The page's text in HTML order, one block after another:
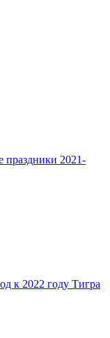
праздники 2021-
к 2022 году Тигра